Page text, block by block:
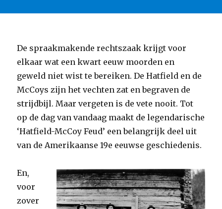
De spraakmakende rechtszaak krijgt voor
elkaar wat een kwart eeuw moorden en
geweld niet wist te bereiken. De Hatfield en de
McCoys zijn het vechten zat en begraven de
strijdbijl. Maar vergeten is de vete nooit. Tot
op de dag van vandaag maakt de legendarische
‘Hatfield-McCoy Feud’ een belangrijk deel uit
van de Amerikaanse 19e eeuwse geschiedenis.
En,
voor
zover